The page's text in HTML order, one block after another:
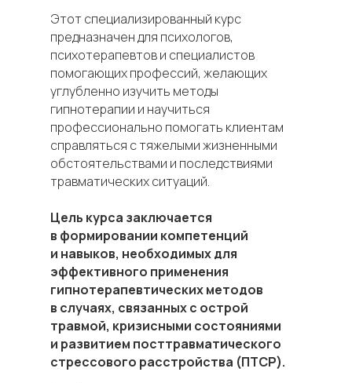
Этот специализированный курс
предназначен для психологов,
психотерапевтов и специалистов
помогающих профессий, желающих
углубленно изучить методы
гипнотерапии и научиться
профессионально помогать клиентам
справляться с тяжелыми жизненными
обстоятельствами и последствиями
травматических ситуаций.
Цель курса заключается
в формировании компетенций
и навыков, необходимых для
эффективного применения
гипнотерапевтических методов
в случаях, связанных с острой
травмой, кризисными состояниями
и развитием посттравматического
стрессового расстройства (ПТСР).